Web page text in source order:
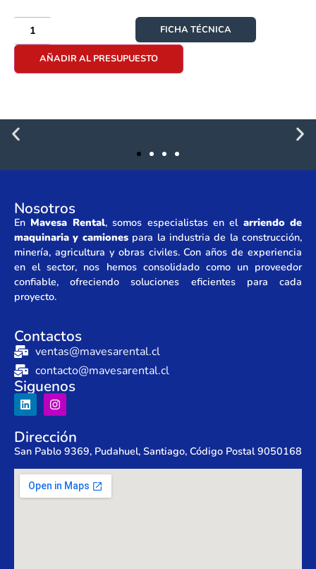
AÑADIR AL PRESUPUESTO
FICHA TÉCNICA
Nosotros
En Mavesa Rental, somos especialistas en el arriendo de
maquinaria y camionespara la industria de la construcción,
minería, agricultura y obras civiles. Con años de experiencia
en el sector, nos hemos consolidado como un proveedor
confiable, ofreciendo soluciones eficientes para cada
proyecto.
Contactos
ventas@mavesarental.cl
contacto@mavesarental.cl
Siguenos
Dirección
San Pablo 9369, Pudahuel, Santiago, Código Postal 9050168